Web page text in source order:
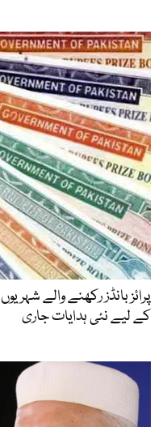
پرائز بانڈز رکھنے والے
کے لیے نئی ہدایات جاری